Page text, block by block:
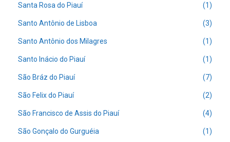
Santa Rosa do Piauí (1)
Santo Antônio de Lisboa (3)
Santo Antônio dos Milagres (1)
Santo Inácio do Piauí (1)
São Bráz do Piauí (7)
São Felix do Piauí (2)
São Francisco de Assis do Piauí (4)
São Gonçalo do Gurguéia (1)